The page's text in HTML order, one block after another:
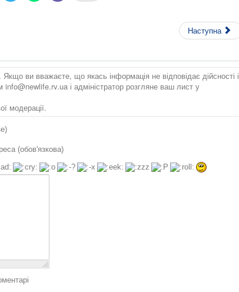
Наступна
Якщо ви вважаєте, що якась інформація не відповідає дійсності і
info@newlife.rv.ua і адміністратор розгляне ваш лист у
модерації.
(обов'язкова)